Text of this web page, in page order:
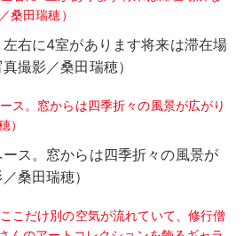
右に4室があります将来は滞在場
撮影／桑田瑞穂）
ス。窓からは四季折々の風景が
桑田瑞穂）